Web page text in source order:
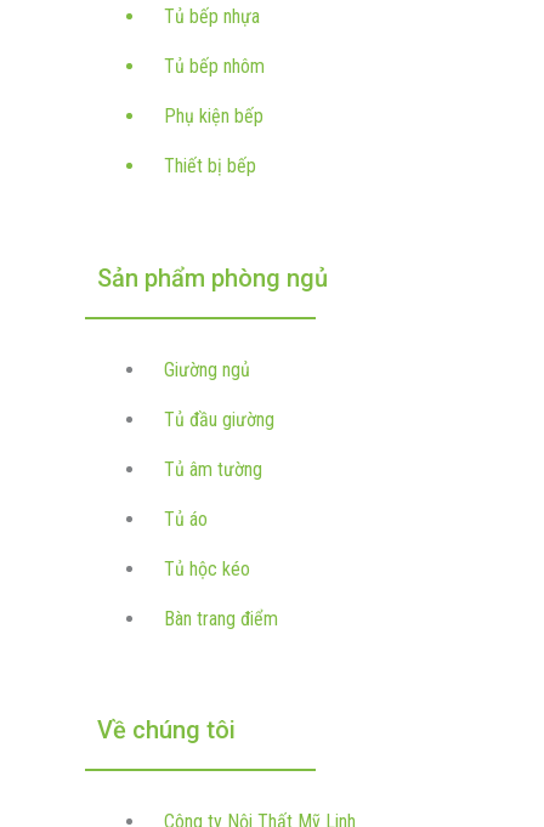
Tủ bếp nhựa
Tủ bếp nhôm
Phụ kiện bếp
Thiết bị bếp
Sản phẩm phòng ngủ
Giường ngủ
Tủ đầu giường
Tủ âm tường
Tủ áo
Tủ hộc kéo
Bàn trang điểm
Về chúng tôi
Công ty Nội Thất Mỹ Linh